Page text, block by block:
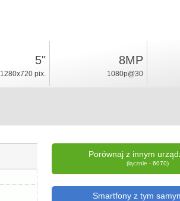
5"
1280x720 pix.
8MP
1080p@30
Porównaj z innym
(łącznie - 6070)
Smartfony z tym